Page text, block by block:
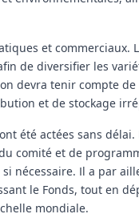
et commerciaux.
de diversifier les
devra tenir compte
et de stockage
été actées sans
comité et de
nécessaire. Il a par
le Fonds, tout en
mondiale.